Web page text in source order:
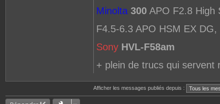
Minolta 300 APO F2.8 High
F4.5-6.3 APO HSM EX DG,
Sony HVL-F58am
+ plein de trucs qui servent
Afficher les messages publiés depuis :